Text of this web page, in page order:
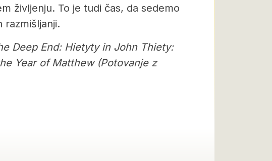
življenju. To je tudi čas, da sedemo
razmišljanji.
Deep End: Hietyty in John Thiety:
Year of Matthew (Potovanje z